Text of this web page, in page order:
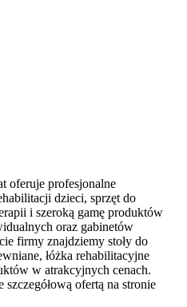
oferuje profesjonalne
dzieci, sprzęt do
i szeroką gamę produktów
oraz gabinetów
firmy znajdziemy stoły do
łóżka rehabilitacyjne
w atrakcyjnych cenach.
szczegółową ofertą na stronie